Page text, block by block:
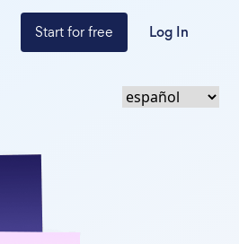
Start for free Log In